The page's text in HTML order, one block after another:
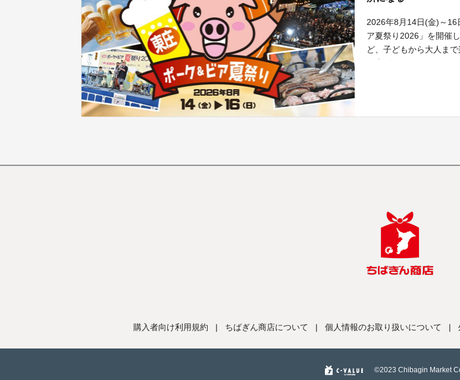
2026年8月14日(金)～16
ア夏祭り2026」を開催
ど、子どもから大人ま
購入者向け利用規約 | ちばぎん商店について | 個人情報のお取り扱いについて |
©️2023 Chibagin Market